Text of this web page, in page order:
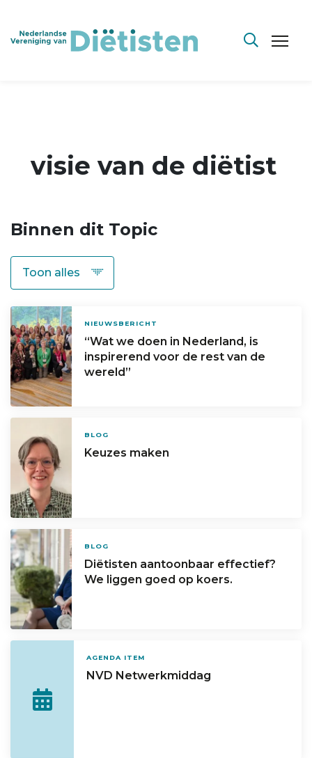
visie van de diëtist
Binnen dit Topic
NIEUWSBERICHT
“Wat we doen in Nederland, is
inspirerend voor de rest van de
wereld”
BLOG
Keuzes maken
BLOG
Diëtisten aantoonbaar effectief?
We liggen goed op koers.
AGENDA ITEM
NVD Netwerkmiddag